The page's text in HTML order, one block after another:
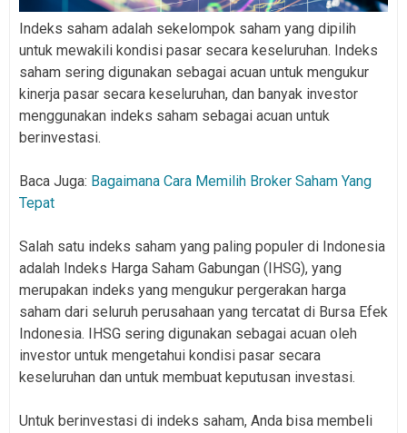
Indeks saham adalah sekelompok saham yang dipilih
untuk mewakili kondisi pasar secara keseluruhan. Indeks
saham sering digunakan sebagai acuan untuk mengukur
kinerja pasar secara keseluruhan, dan banyak investor
menggunakan indeks saham sebagai acuan untuk
berinvestasi.
Baca Juga: Bagaimana Cara Memilih Broker Saham Yang
Tepat
Salah satu indeks saham yang paling populer di Indonesia
adalah Indeks Harga Saham Gabungan (IHSG), yang
merupakan indeks yang mengukur pergerakan harga
saham dari seluruh perusahaan yang tercatat di Bursa Efek
Indonesia. IHSG sering digunakan sebagai acuan oleh
investor untuk mengetahui kondisi pasar secara
keseluruhan dan untuk membuat keputusan investasi.
Untuk berinvestasi di indeks saham, Anda bisa membeli